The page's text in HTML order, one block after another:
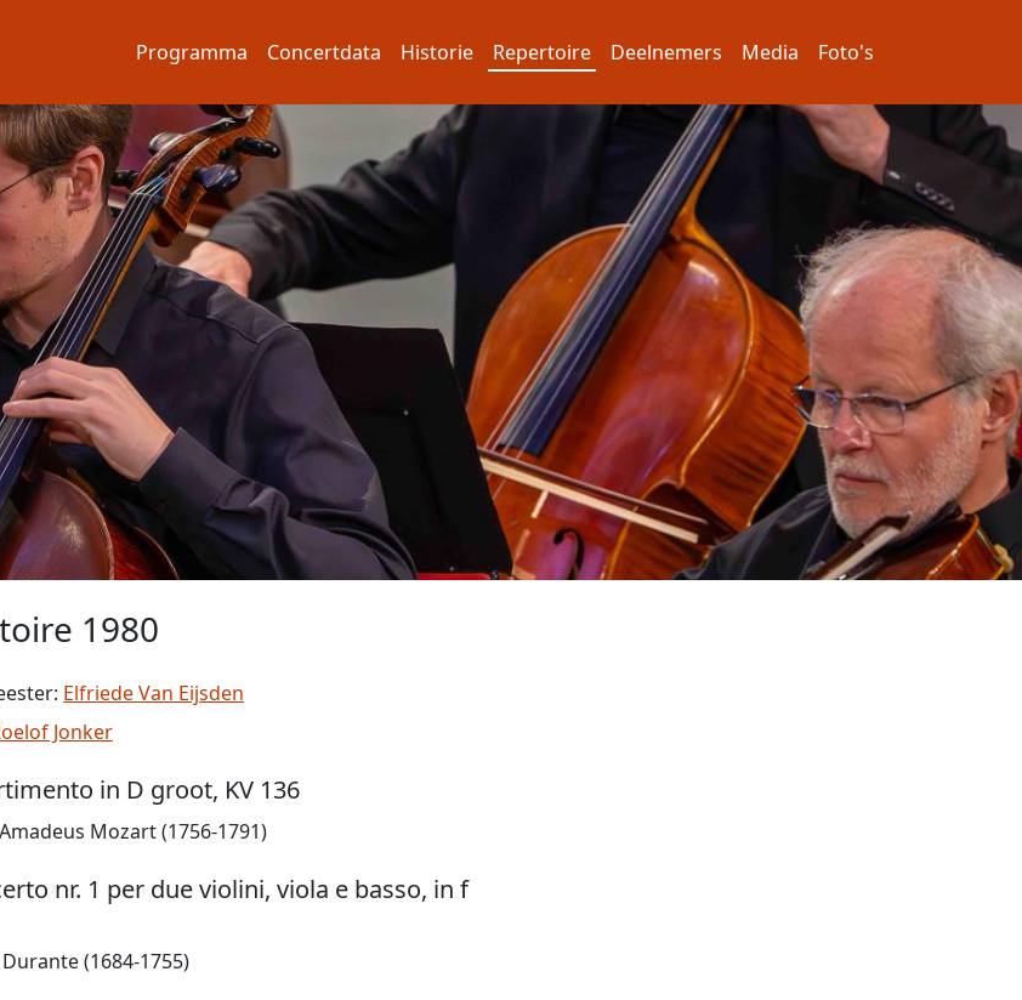
Hoofdnavigatie
Programma Concertdata Historie Repertoire Deelnemers Media Foto's
1980
Elfriede Van Eijsden
Jonker
in D groot, KV 136
Mozart (1756-1791)
nr. 1 per due violini, viola e basso, in f
(1684-1755)